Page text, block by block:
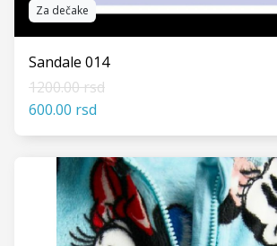
VIDI JOŠ
Za dečake
Sandale 014
1200.00 rsd
600.00 rsd